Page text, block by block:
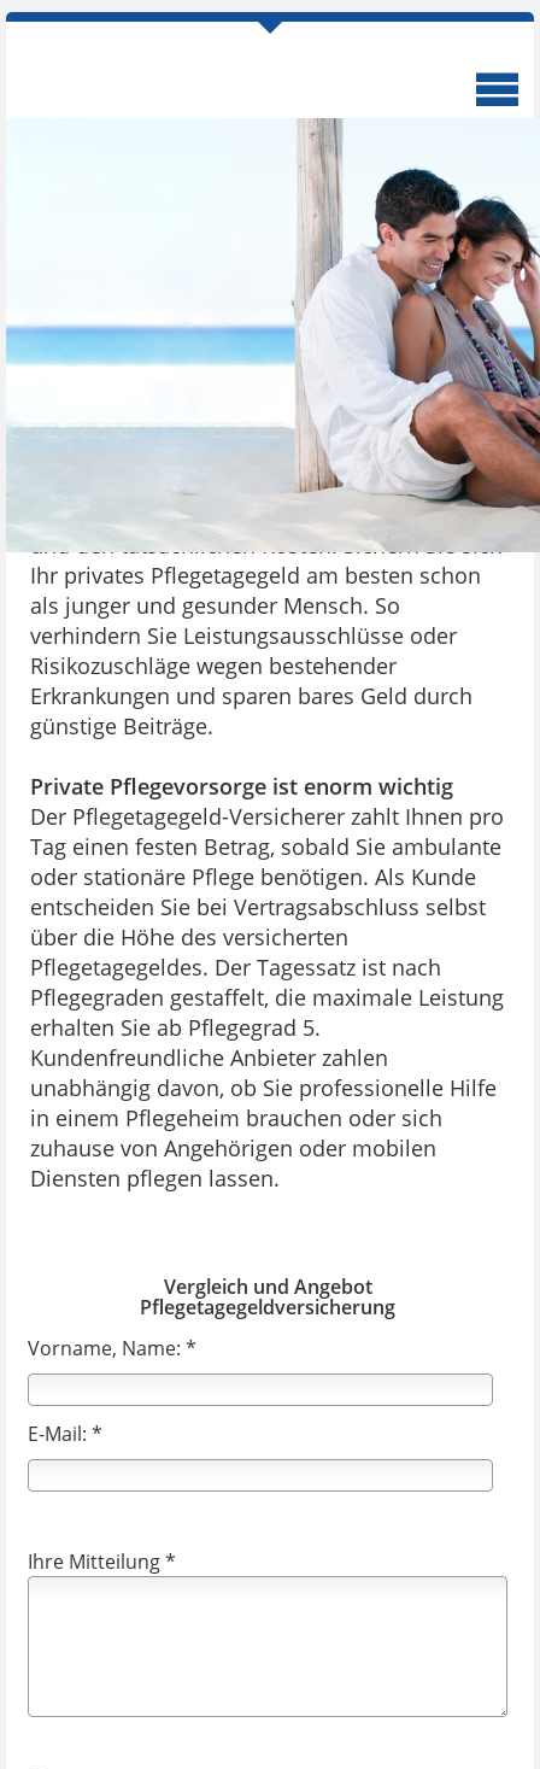
Pflegetagegeldversicherung
Schützen Sie sich mit einer
Pflegetagegeldversicherung
Bei Pflegebedürftigkeit zahlen
Sie oft tausende Euro im Monat
aus der eigenen Tasche, denn die gesetzliche
Versorgung reicht selten aus. Mit einer
Pflegetagegeldversicherung schließen Sie die
Lücke zwischen der gesetzlichen Absicherung
und den tatsächlichen Kosten. Sichern Sie sich
Ihr privates Pflegetagegeld am besten schon
als junger und gesunder Mensch. So
verhindern Sie Leistungsausschlüsse oder
Risikozuschläge wegen bestehender
Erkrankungen und sparen bares Geld durch
günstige Beiträge.
Private Pflegevorsorge ist enorm wichtig
Der Pflegetagegeld-Versicherer zahlt Ihnen pro
Tag einen festen Betrag, sobald Sie ambulante
oder stationäre Pflege benötigen. Als Kunde
entscheiden Sie bei Vertragsabschluss selbst
über die Höhe des versicherten
Pflegetagegeldes. Der Tagessatz ist nach
Pflegegraden gestaffelt, die maximale Leistung
erhalten Sie ab Pflegegrad 5.
Kundenfreundliche Anbieter zahlen
unabhängig davon, ob Sie professionelle Hilfe
in einem Pflegeheim brauchen oder sich
zuhause von Angehörigen oder mobilen
Diensten pflegen lassen.
Vergleich und Angebot
Pflegetagegeldversicherung
Vorname, Name: *
E-Mail: *
Ihre Mitteilung *